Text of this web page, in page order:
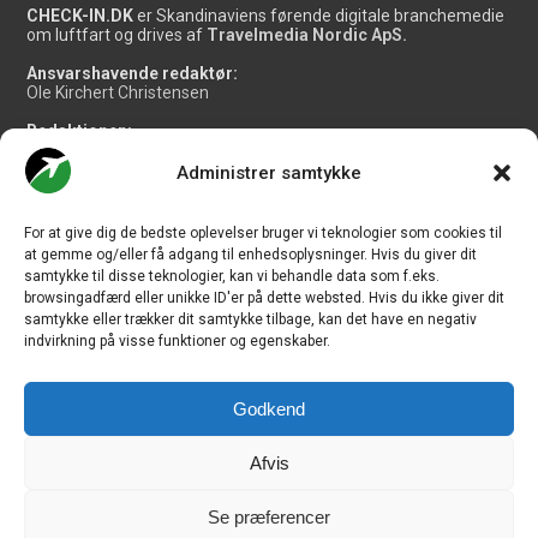
Administrer samtykke
For at give dig de bedste oplevelser bruger vi teknologier som cookies til
at gemme og/eller få adgang til enhedsoplysninger. Hvis du giver dit
samtykke til disse teknologier, kan vi behandle data som f.eks.
browsingadfærd eller unikke ID'er på dette websted. Hvis du ikke giver dit
samtykke eller trækker dit samtykke tilbage, kan det have en negativ
indvirkning på visse funktioner og egenskaber.
Godkend
Afvis
Se præferencer
CHECK-IN.DK er Skandinaviens førende digitale branchemedie
om luftfart og drives af Travelmedia Nordic ApS.
Ansvarshavende redaktør:
Ole Kirchert Christensen
Redaktionen:
Christian Granhøj Skouboe
Henrik Baumgarten
Danny Longhi Andreasen
Salg og jobannoncer:
salg@travelmedianordic.com
Vi tager ansvar for indholdet og er tilmeldt